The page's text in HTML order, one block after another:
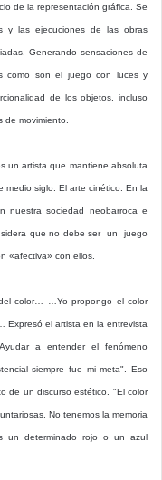
de la representación gráfica. Se
y las ejecuciones de las obras
Generando sensaciones de
como son el juego con luces y
de los objetos, incluso
movimiento.
un artista que mantiene absoluta
medio siglo: El arte cinético. En la
nuestra sociedad neobarroca e
que no debe ser un juego
«afectiva» con ellos.
color… …Yo propongo el color
Expresó el artista en la entrevista
a entender el fenómeno
siempre fue mi meta". Eso
de un discurso estético. "El color
No tenemos la memoria
un determinado rojo o un azul